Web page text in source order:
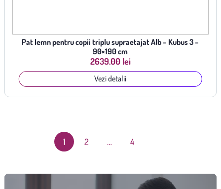
Pat lemn pentru copii triplu supraetajat Alb – Kubus 3 –
90×190 cm
2639.00 lei
Vezi detalii
1 2 … 4